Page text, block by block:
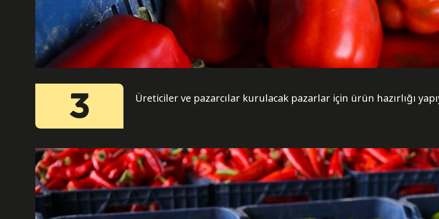
3 Üreticiler ve pazarcılar kurulacak pazarlar için ürün hazırlığı